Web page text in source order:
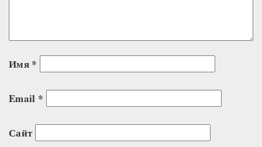
Имя *
Email *
Сайт